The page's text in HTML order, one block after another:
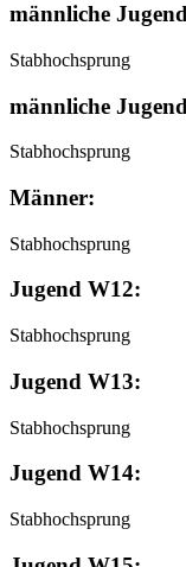
männliche
Stabhochsprung
männliche
Stabhochsprung
Männer:
Stabhochsprung
Jugend W12:
Stabhochsprung
Jugend W13:
Stabhochsprung
Jugend W14:
Stabhochsprung